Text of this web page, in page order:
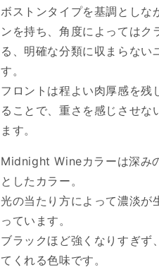
ボストンタイプを基調としな
ンを持ち、角度によってはク
る、明確な分類に収まらない
す。
フロントは程よい肉厚感を残
ることで、重さを感じさせな
ます。
Midnight Wineカラーは深み
としたカラー。
光の当たり方によって濃淡が
っています。
ブラックほど強くなりすぎず
てくれる色味です。